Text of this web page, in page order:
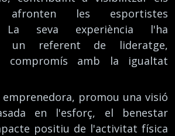
les esportistes
La seva experiència l'ha
un referent de lideratge,
i compromís amb la igualtat
emprenedora, promou una visió
en l'esforç, el benestar
positiu de l'activitat física